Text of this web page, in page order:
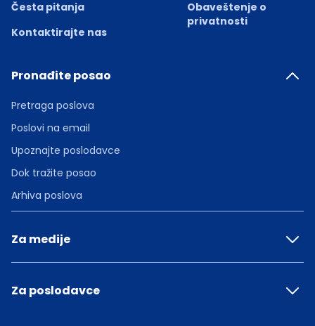
Česta pitanja
Kontaktirajte nas
Obaveštenje o
privatnosti
Pronađite posao
Pretraga poslova
Poslovi na email
Upoznajte poslodavce
Dok tražite posao
Arhiva poslova
Za medije
Za poslodavce